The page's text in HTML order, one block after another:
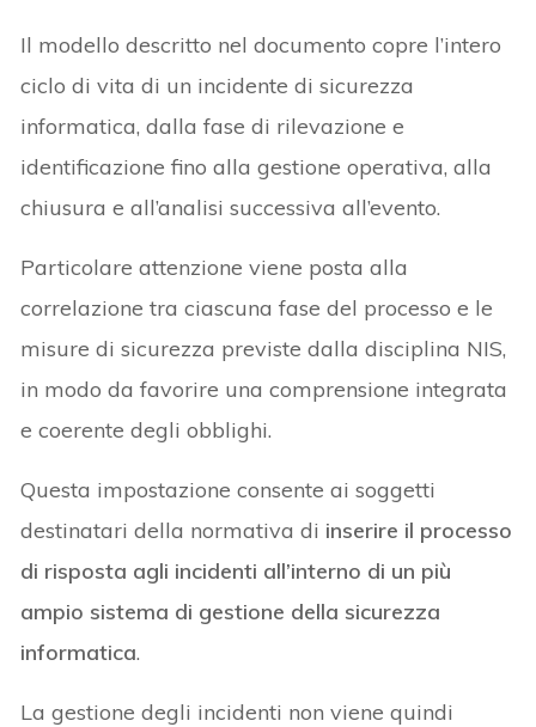
Il modello descritto nel documento copre l’intero
ciclo di vita di un incidente di sicurezza
informatica, dalla fase di rilevazione e
identificazione fino alla gestione operativa, alla
chiusura e all’analisi successiva all’evento.
Particolare attenzione viene posta alla
correlazione tra ciascuna fase del processo e le
misure di sicurezza previste dalla disciplina NIS,
in modo da favorire una comprensione integrata
e coerente degli obblighi.
Questa impostazione consente ai soggetti
destinatari della normativa di inserire il processo
di risposta agli incidenti all’interno di un più
ampio sistema di gestione della sicurezza
informatica.
La gestione degli incidenti non viene quindi